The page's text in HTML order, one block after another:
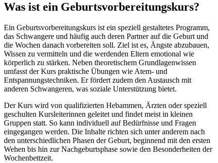
Was ist ein Geburtsvorbereitungskurs?
Ein Geburtsvorbereitungskurs ist ein speziell gestaltetes Programm,
das Schwangere und häufig auch deren Partner auf die Geburt und
die Wochen danach vorbereiten soll. Ziel ist es, Ängste abzubauen,
Wissen zu vermitteln und die werdenden Eltern emotional wie
körperlich zu stärken. Neben theoretischem Grundlagenwissen
umfasst der Kurs praktische Übungen wie Atem- und
Entspannungstechniken. Er fördert zudem den Austausch mit
anderen Schwangeren, was soziale Unterstützung bietet.
Der Kurs wird von qualifizierten Hebammen, Ärzten oder speziell
geschulten Kursleiterinnen geleitet und findet meist in kleinen
Gruppen statt. So kann individuell auf Bedürfnisse und Fragen
eingegangen werden. Die Inhalte richten sich unter anderem nach
den unterschiedlichen Phasen der Geburt, beginnend mit den ersten
Wehen bis hin zur Nachgeburtsphase sowie den Besonderheiten der
Wochenbettzeit.